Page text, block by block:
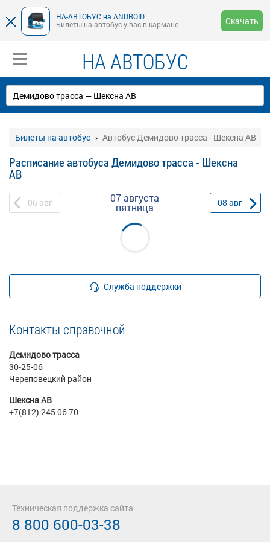
НА-АВТОБУС на ANDROID
Билеты на автобус у вас в кармане
Скачать
НА АВТОБУС
Билеты на автобус Автобус Демидово трасса - Шексна АВ
Расписание автобуса Демидово трасса - Шексна
АВ
06 авг 07 августа
пятница 08 авг
Служба поддержки
Контакты справочной
Демидово трасса
30-25-06
Череповецкий район
Шексна АВ
+7(812) 245 06 70
Техническая поддержка сайта
8 800 600-03-38